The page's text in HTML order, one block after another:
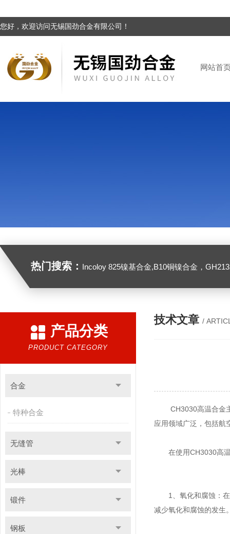
您好，欢迎访问无锡国劲合金有限公司！
网站首
热门搜索： Incoloy 825镍基合金,B10铜镍合金，GH2132高温合金，C276
产品分类
PRODUCT CATEGORY
合金
特种合金
无缝管
光棒
锻件
钢板
技术文章 /
CH3030高温合金主
应用领域广泛，包括航
在使用CH3030高
1、氧化和腐蚀：在
减少氧化和腐蚀的发生